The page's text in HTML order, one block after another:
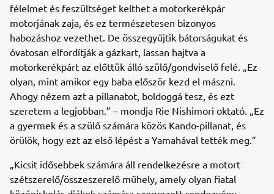
félelmet és feszültséget kelthet a motorkerékpár
motorjának zaja, és ez természetesen bizonyos
habozáshoz vezethet. De összegyűjtik bátorságukat és
óvatosan elfordítják a gázkart, lassan hajtva a
motorkerékpárt az előttük álló szülő/gondviselő felé. „Ez
olyan, mint amikor egy baba először kezd el mászni.
Ahogy nézem azt a pillanatot, boldoggá tesz, és ezt
szeretem a legjobban.” – mondja Rie Nishimori oktató. „Ez
a gyermek és a szülő számára közös Kando-pillanat, és
örülök, hogy ezt az első lépést a Yamahával tették meg.”
„Kicsit idősebbek számára áll rendelkezésre a motort
szétszerelő/összeszerelő műhely, amely olyan fiatal